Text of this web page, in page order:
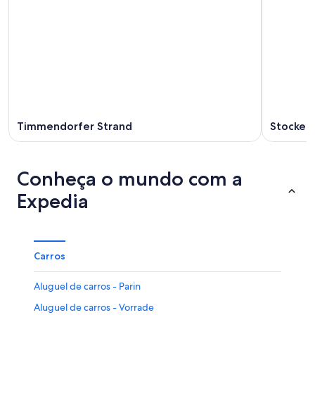
Timmendorfer Strand
Conheça o mundo com a
Expedia
Carros
Aluguel de carros - Parin
Aluguel de carros - Vorrade